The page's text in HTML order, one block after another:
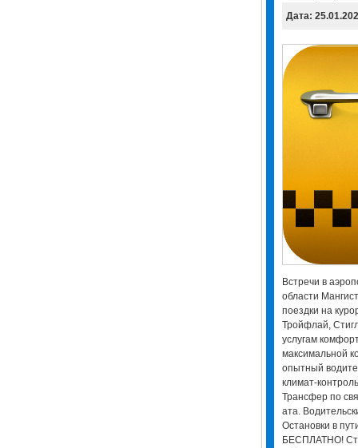
Дата:
Встречи в
области
поездки на
Тройфлай,
услугам
максимальной
опытный
климат-
Трансфер по
ата.
Остановки в
БЕСПЛАТНО!